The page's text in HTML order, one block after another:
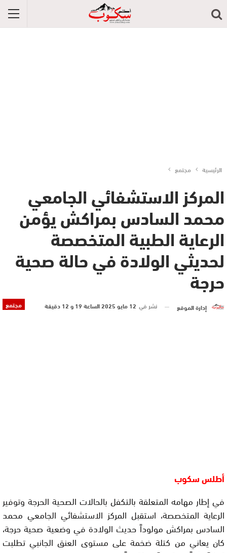
الرئيسية مجتمع
المركز الاستشفائي الجامعي
محمد السادس بمراكش يؤمن
الرعاية الطبية المتخصصة
لحديثي الولادة في حالة صحية
حرجة
مجتمع إدارة الموقع نشر في 12 مايو 2025 الساعة 19 و 12 دقيقة
أطلس سكوب
في إطار مهامه المتعلقة بالتكفل بالحالات الصحية الحرجة وتوفير
الرعاية المتخصصة، استقبل المركز الاستشفائي الجامعي محمد
السادس بمراكش مولوداً حديث الولادة في وضعية صحية حرجة،
كان يعاني من كتلة ضخمة على مستوى العنق الجانبي تطلبت